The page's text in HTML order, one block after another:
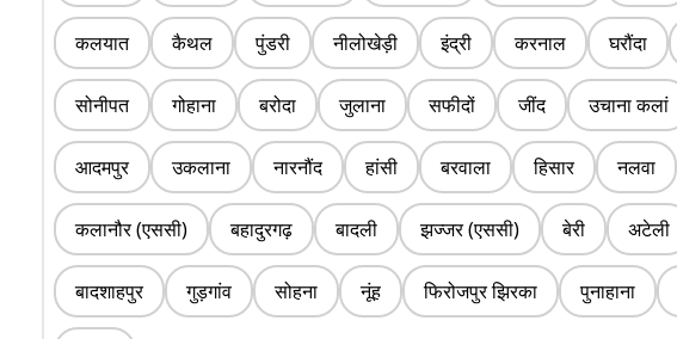
कलयात कैथल पुंडरी नीलोखेड़ी इंद्री करनाल घरौंदा
सोनीपत गोहाना बरोदा जुलाना सफीदों जींद उचाना कलां
आदमपुर उकलाना नारनौंद हांसी बरवाला हिसार नलवा
कलानौर (एससी) बहादुरगढ़ बादली झज्जर (एससी) बेरी अटेली
बादशाहपुर गुड़गांव सोहना नूंह फिरोजपुर झिरका पुनाहाना